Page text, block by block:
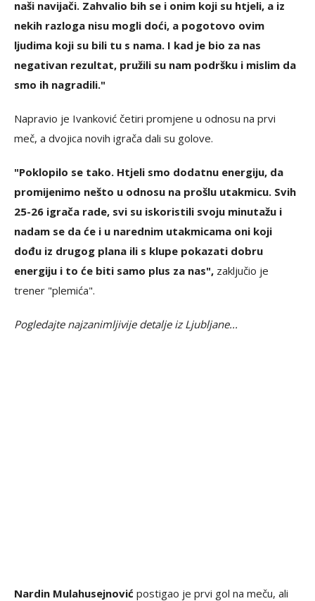
naši navijači. Zahvalio bih se i onim koji su htjeli, a iz
nekih razloga nisu mogli doći, a pogotovo ovim
ljudima koji su bili tu s nama. I kad je bio za nas
negativan rezultat, pružili su nam podršku i mislim da
smo ih nagradili."
Napravio je Ivanković četiri promjene u odnosu na prvi
meč, a dvojica novih igrača dali su golove.
"Poklopilo se tako. Htjeli smo dodatnu energiju, da
promijenimo nešto u odnosu na prošlu utakmicu. Svih
25-26 igrača rade, svi su iskoristili svoju minutažu i
nadam se da će i u narednim utakmicama oni koji
dođu iz drugog plana ili s klupe pokazati dobru
energiju i to će biti samo plus za nas", zaključio je
trener "plemića".
Pogledajte najzanimljivije detalje iz Ljubljane...
Nardin Mulahusejnović postigao je prvi gol na meču, ali